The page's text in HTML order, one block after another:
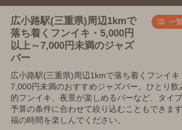
広小路駅(三重県)周辺1kmで
落ち着くフンイキ・5,000円
以上～7,000円未満のジャズ
バー
一
広小路駅(三重県)周辺1kmで落ち着くフンイキ
7,000円未満のおすすめジャズバー。ひとり飲
的フンイキ、夜景が楽しめるバーなど、タイ
予算の条件に合わせて絞り込むこともできま
福の時間を楽しんでください。